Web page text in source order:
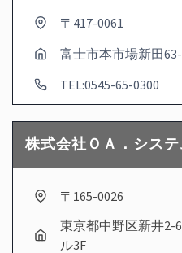
〒417-0061
富士市本市場新田
TEL:0545-65-0300
株式会社ＯＡ．シス
〒165-0026
東京都中野区新井2-
ル3F